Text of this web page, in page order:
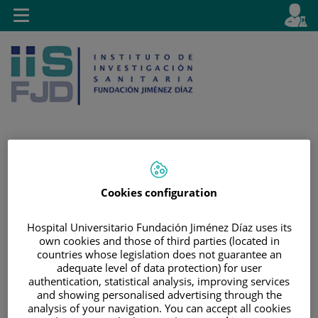
Saltar al contenido
activo
es
Toggle
navigation
Cookies configuration
Hospital Universitario Fundación Jiménez Díaz uses its
own cookies and those of third parties (located in
countries whose legislation does not guarantee an
adequate level of data protection) for user
authentication, statistical analysis, improving services
and showing personalised advertising through the
analysis of your navigation. You can accept all cookies